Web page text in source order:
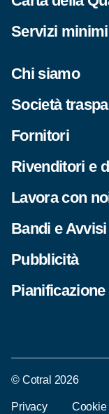
Servizi
Chi siamo
Società
Fornitori
Rivenditori e
Lavora con
Bandi e Avvisi
Pubblicità
© Cotral 2026
Privacy Cookie